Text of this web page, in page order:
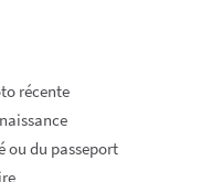
récente
ou du passeport